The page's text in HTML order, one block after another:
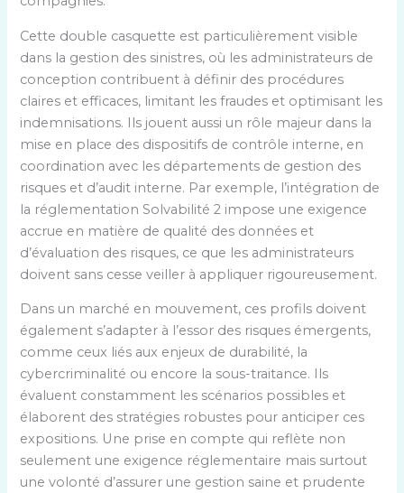
Cette double casquette est particulièrement visible
dans la gestion des sinistres, où les administrateurs de
conception contribuent à définir des procédures
claires et efficaces, limitant les fraudes et optimisant les
indemnisations. Ils jouent aussi un rôle majeur dans la
mise en place des dispositifs de contrôle interne, en
coordination avec les départements de gestion des
risques et d’audit interne. Par exemple, l’intégration de
la réglementation Solvabilité 2 impose une exigence
accrue en matière de qualité des données et
d’évaluation des risques, ce que les administrateurs
doivent sans cesse veiller à appliquer rigoureusement.
Dans un marché en mouvement, ces profils doivent
également s’adapter à l’essor des risques émergents,
comme ceux liés aux enjeux de durabilité, la
cybercriminalité ou encore la sous-traitance. Ils
évaluent constamment les scénarios possibles et
élaborent des stratégies robustes pour anticiper ces
expositions. Une prise en compte qui reflète non
seulement une exigence réglementaire mais surtout
une volonté d’assurer une gestion saine et prudente